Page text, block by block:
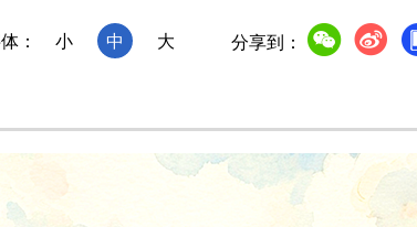
： 小 中 大 分享到：